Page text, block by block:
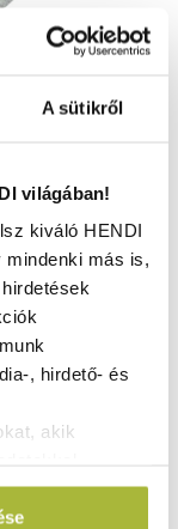
A sütikről
világában!
kiváló HENDI
mindenki más is,
, hirdető- és
akik
az általad